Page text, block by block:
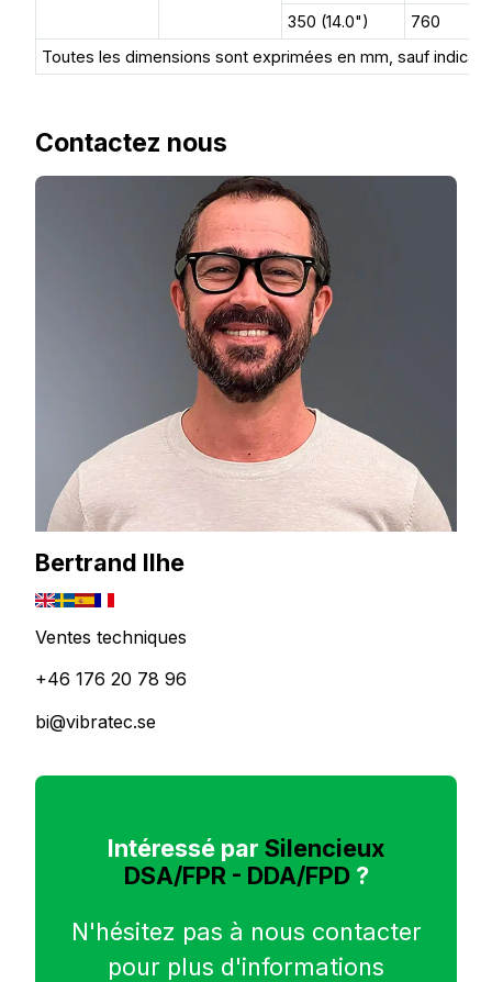
350 (14.0")
760
Toutes les dimensions sont exprimées en mm, sauf
Contactez nous
Bertrand Ilhe
Ventes techniques
+46 176 20 78 96
bi@vibratec.se
Intéressé par Silencieux
DSA/FPR - DDA/FPD?
N'hésitez pas à nous contacter
pour plus d'informations